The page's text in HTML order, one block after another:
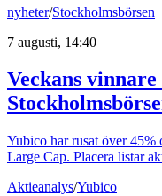
nyheter/Stockholmsbörsen
7 augusti, 14:40
Veckans
Yubico har rusat över 45%
Large Cap. Placera listar
Aktieanalys/Yubico